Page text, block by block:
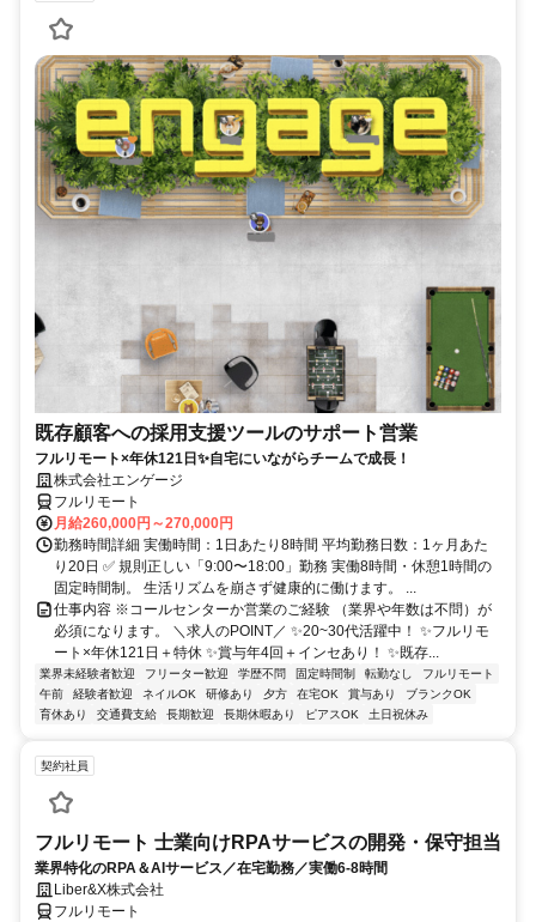
既存顧客への採用支援ツールのサポート営業
フルリモート×年休121日✨自宅にいながらチームで成長！
株式会社エンゲージ
フルリモート
月給260,000円～270,000円
勤務時間詳細 実働時間：1日あたり8時間 平均勤務日数：1ヶ月あた
り20日 ✅ 規則正しい「9:00〜18:00」勤務 実働8時間・休憩1時間の
固定時間制。 生活リズムを崩さず健康的に働けます。 ...
仕事内容 ※コールセンターか営業のご経験 （業界や年数は不問）が
必須になります。 ＼求人のPOINT／ ✨20~30代活躍中！ ✨フルリモ
ート×年休121日＋特休 ✨賞与年4回＋インセあり！ ✨既存...
業界未経験者歓迎 フリーター歓迎 学歴不問 固定時間制 転勤なし
フルリモート
午前
経験者歓迎 ネイルOK 研修あり 夕方 在宅OK 賞与あり
ブランクOK
育休あり
交通費支給 長期歓迎 長期休暇あり ピアスOK 土日祝休み
契約社員
フルリモート 士業向けRPAサービスの開発・保守担当
業界特化のRPA＆AIサービス／在宅勤務／実働6-8時間
Liber&X株式会社
フルリモート